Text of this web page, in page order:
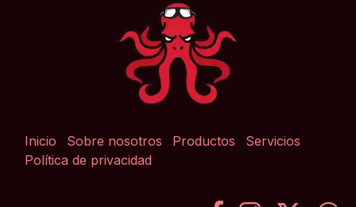
Inicio Sobre nosotros Productos
Servicios
Política de privacidad